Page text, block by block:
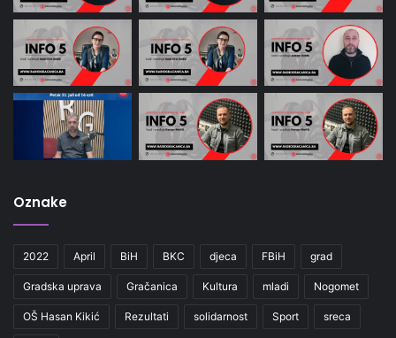
Oznake
2022 April BiH BKC djeca FBiH grad
Gradska uprava Gračanica Kultura mladi Nogomet
OŠ Hasan Kikić Rezultati solidarnost Sport sreca